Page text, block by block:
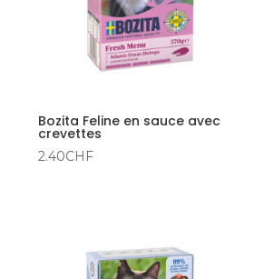
Bozita Feline en sauce avec
crevettes
2.40CHF